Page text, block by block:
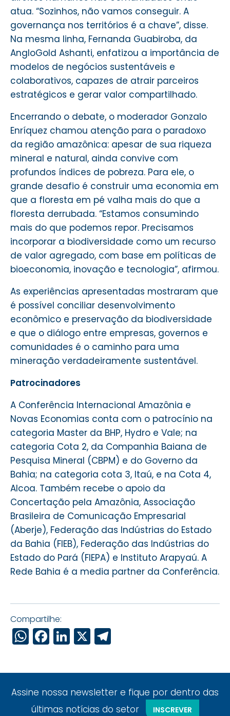
atua. “Sozinhos, não vamos conseguir. A
governança nos territórios é a chave”, disse.
Na mesma linha, Fernanda Guabiroba, da
AngloGold Ashanti, enfatizou a importância de
modelos de negócios sustentáveis e
colaborativos, capazes de atrair parceiros
estratégicos e gerar valor compartilhado.
Encerrando o debate, o moderador Gonzalo
Enríquez chamou atenção para o paradoxo
da região amazônica: apesar de sua riqueza
mineral e natural, ainda convive com
profundos índices de pobreza. Para ele, o
grande desafio é construir uma economia em
que a floresta em pé valha mais do que a
floresta derrubada. “Estamos consumindo
mais do que podemos repor. Precisamos
incorporar a biodiversidade como um recurso
de valor agregado, com base em políticas de
bioeconomia, inovação e tecnologia”, afirmou.
As experiências apresentadas mostraram que
é possível conciliar desenvolvimento
econômico e preservação da biodiversidade
e que o diálogo entre empresas, governos e
comunidades é o caminho para uma
mineração verdadeiramente sustentável.
Patrocinadores
A Conferência Internacional Amazônia e
Novas Economias conta com o patrocínio na
categoria Master da BHP, Hydro e Vale; na
categoria Cota 2, da Companhia Baiana de
Pesquisa Mineral (CBPM) e do Governo da
Bahia; na categoria cota 3, Itaú, e na Cota 4,
Alcoa. Também recebe o apoio da
Concertação pela Amazônia, Associação
Brasileira de Comunicação Empresarial
(Aberje), Federação das Indústrias do Estado
da Bahia (FIEB), Federação das Indústrias do
Estado do Pará (FIEPA) e Instituto Arapyaú. A
Rede Bahia é a media partner da Conferência.
Compartilhe:
WhatsApp
Facebook
LinkedIn
X
Assine nossa newsletter e fique por dentro das
últimas notícias do setor
INSCREVER